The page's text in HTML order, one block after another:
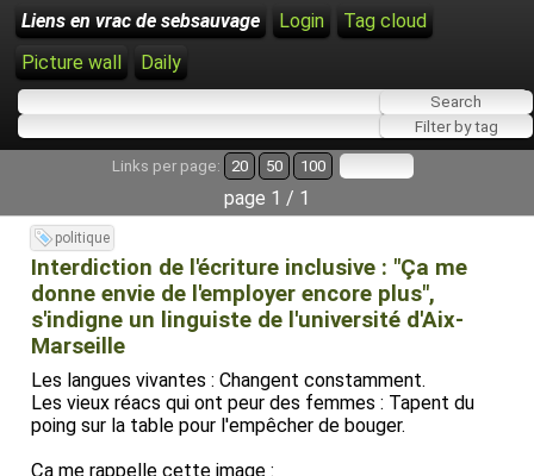
Liens en vrac de sebsauvage Login
Tag cloud
Picture wall
Daily
Links per page: 20 50 100
page 1 / 1
politique
Interdiction de l'écriture inclusive : "Ça me
donne envie de l'employer encore plus",
s'indigne un linguiste de l'université d'Aix-
Marseille
Les langues vivantes : Changent constamment.
Les vieux réacs qui ont peur des femmes : Tapent du
poing sur la table pour l'empêcher de bouger.
Ça me rappelle cette image :